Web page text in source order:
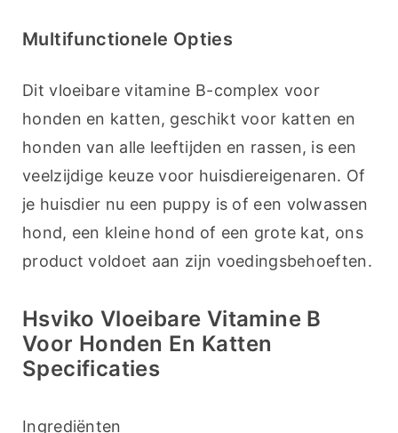
Multifunctionele Opties
Dit vloeibare vitamine B-complex voor
honden en katten, geschikt voor katten en
honden van alle leeftijden en rassen, is een
veelzijdige keuze voor huisdiereigenaren. Of
je huisdier nu een puppy is of een volwassen
hond, een kleine hond of een grote kat, ons
product voldoet aan zijn voedingsbehoeften.
Hsviko Vloeibare Vitamine B
Voor Honden En Katten
Specificaties
Ingrediënten